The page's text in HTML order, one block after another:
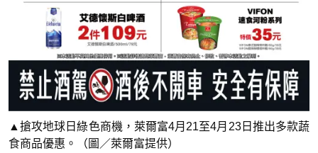
▲搶攻地球日綠色商機，萊爾富4月21至4月23日推出多款蔬
食商品優惠。（圖／萊爾富提供）